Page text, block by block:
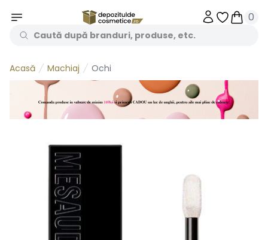
Obiecte
0
Acasă Machiaj Ochi